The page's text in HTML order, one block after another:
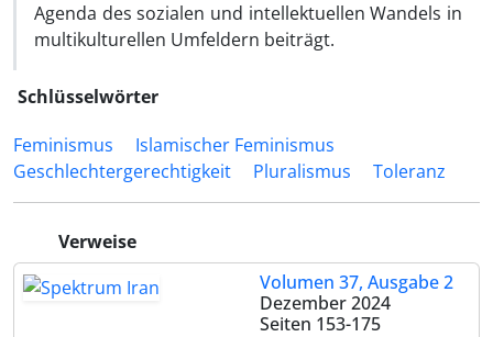
Agenda des sozialen und intellektuellen Wandels in
multikulturellen Umfeldern beiträgt.
Schlüsselwörter
Feminismus
Islamischer Feminismus
Geschlechtergerechtigkeit
Pluralismus Toleranz
Verweise
Volumen 37, Ausgabe 2
Dezember 2024
Seiten 153-175